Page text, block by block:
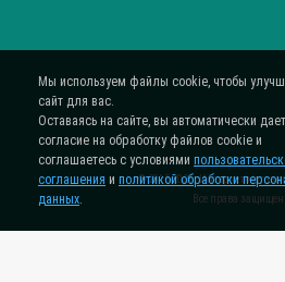
® 2015-2026. Интернет-
Все права
Мы используем файлы cookie, чтобы
сайт для вас.
Оставаясь на сайте, вы автоматически
согласие на обработку файлов cookie и
соглашаетесь с условиями
соглашения и политикой обработки
данных.